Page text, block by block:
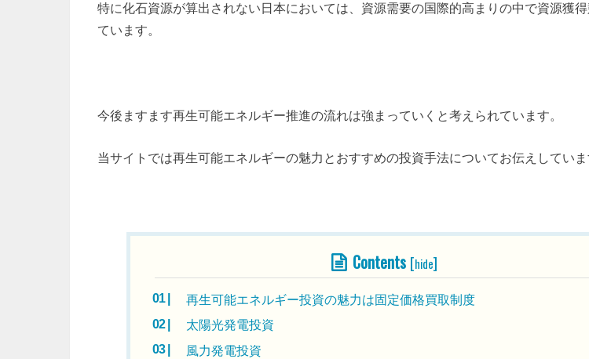
特に化石資源が算出されない日本においては、資源需要の国際的高まりの中で資源獲
ています。
今後ますます再生可能エネルギー推進の流れは強まっていくと考えられています。
当サイトでは再生可能エネルギーの魅力とおすすめの投資手法についてお伝えしていま
Contents [hide]
再生可能エネルギー投資の魅力は固定価格買取制度
太陽光発電投資
風力発電投資